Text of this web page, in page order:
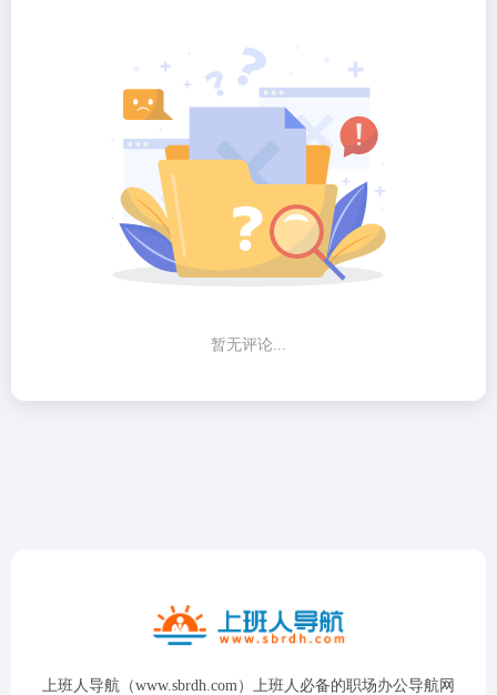
暂无评论...
上班人导航（www.sbrdh.com）上班人必备的职场办公导航网